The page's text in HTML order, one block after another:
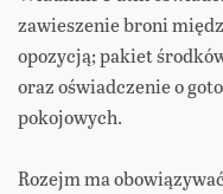
zawieszenie broni
opozycją; pakiet
oraz oświadczenie o
pokojowych.
Rozejm ma